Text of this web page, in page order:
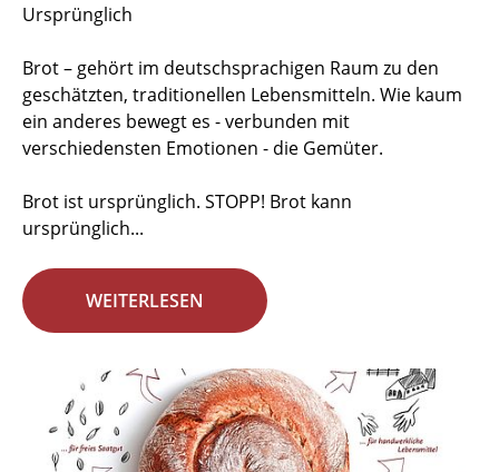
Ursprünglich
Brot – gehört im deutschsprachigen Raum zu den
geschätzten, traditionellen Lebensmitteln. Wie kaum
ein anderes bewegt es - verbunden mit
verschiedensten Emotionen - die Gemüter.
Brot ist ursprünglich. STOPP! Brot kann
ursprünglich...
WEITERLESEN